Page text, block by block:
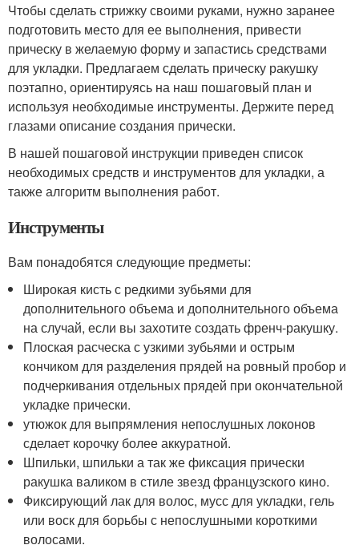
Чтобы сделать стрижку своими руками, нужно заранее
подготовить место для ее выполнения, привести
прическу в желаемую форму и запастись средствами
для укладки. Предлагаем сделать прическу ракушку
поэтапно, ориентируясь на наш пошаговый план и
используя необходимые инструменты. Держите перед
глазами описание создания прически.
В нашей пошаговой инструкции приведен список
необходимых средств и инструментов для укладки, а
также алгоритм выполнения работ.
Инструменты
Вам понадобятся следующие предметы:
Широкая кисть с редкими зубьями для
дополнительного объема и дополнительного объема
на случай, если вы захотите создать френч-ракушку.
Плоская расческа с узкими зубьями и острым
кончиком для разделения прядей на ровный пробор и
подчеркивания отдельных прядей при окончательной
укладке прически.
утюжок для выпрямления непослушных локонов
сделает корочку более аккуратной.
Шпильки, шпильки а так же фиксация прически
ракушка валиком в стиле звезд французского кино.
Фиксирующий лак для волос, мусс для укладки, гель
или воск для борьбы с непослушными короткими
волосами.